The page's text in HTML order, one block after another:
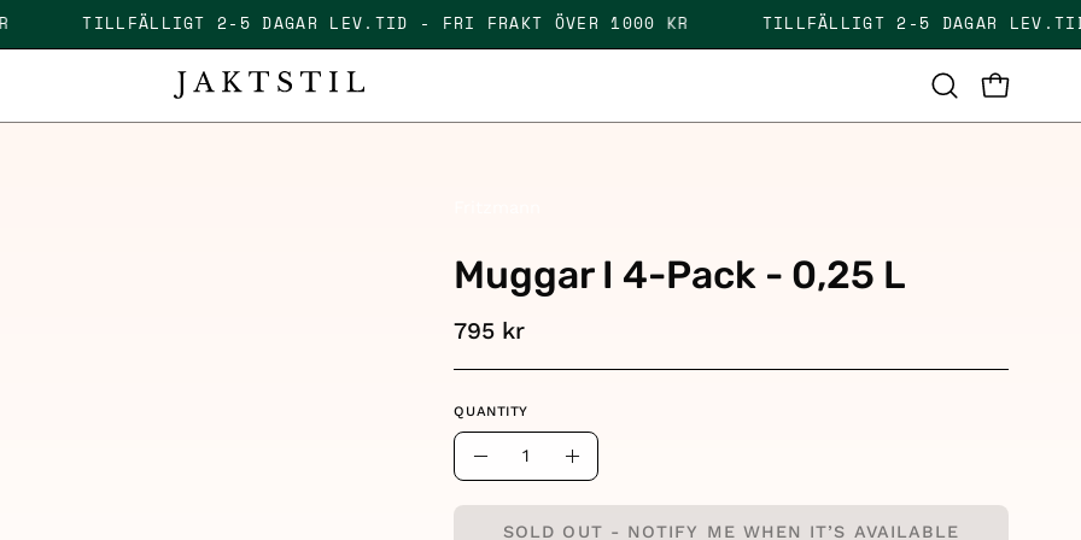
TILLFÄLLIGT 2-5 DAGAR LEV.TID - FRI FRAKT ÖVER 1000 KR TILLFÄLLIGT 2-5 DAGAR
Open
search
OPEN
Muggar I 4-Pack - 0,25 L
795 kr
QUANTITY
Quantity
Quantity
Increase
Quantity
SOLD OUT - NOTIFY ME WHEN IT’S AVAILABLE